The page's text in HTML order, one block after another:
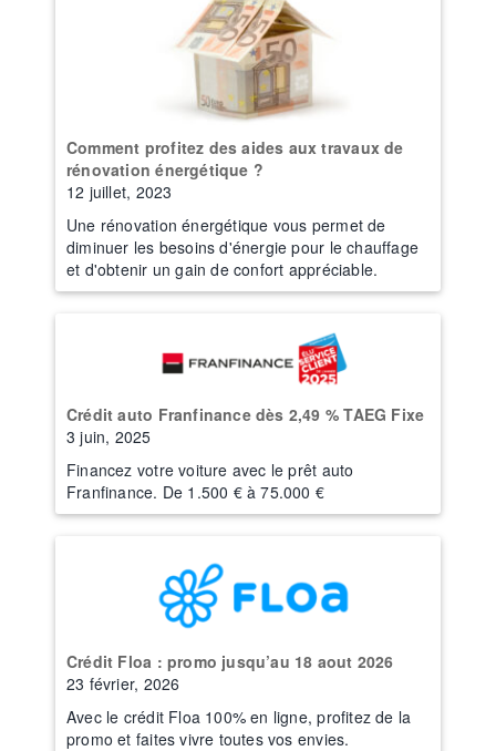
Comment profitez des aides aux travaux de
rénovation énergétique ?
12 juillet, 2023
Une rénovation énergétique vous permet de
diminuer les besoins d'énergie pour le chauffage
et d'obtenir un gain de confort appréciable.
Crédit auto Franfinance dès 2,49 % TAEG Fixe
3 juin, 2025
Financez votre voiture avec le prêt auto
Franfinance. De 1.500 € à 75.000 €
Crédit Floa : promo jusqu’au 18 aout 2026
23 février, 2026
Avec le crédit Floa 100% en ligne, profitez de la
promo et faites vivre toutes vos envies.